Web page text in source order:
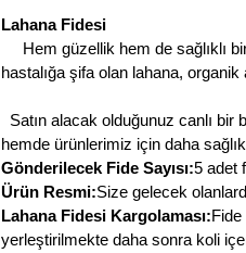
Lahana Fidesi
Hem güzellik hem de sağlıklı
hastalığa şifa olan lahana,
Satın alacak olduğunuz canlı
hemde ürünlerimiz için daha
Gönderilecek Fide Sayısı:5 adet
Ürün Resmi:Size gelecek
Lahana Fidesi Kargolaması:Fide
yerleştirilmekte daha sonra koli